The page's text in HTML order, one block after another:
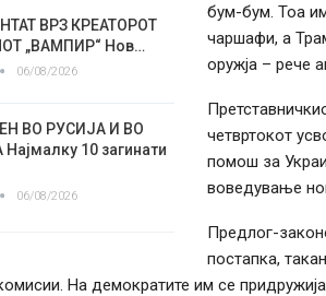
ВРЗ КРЕАТОРОТ
„ВАМПИР“ Нов…
06/08/2026
ВО РУСИЈА И ВО
10 загинати
06/08/2026
бум-бум. Тоа
чаршафи, а
оружја – рече
четвртокот
помош за
воведување
Предлог-
постапка,
На демократите им се